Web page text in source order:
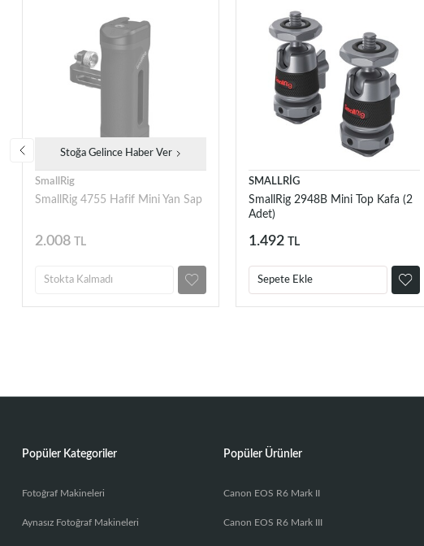
Stoğa Gelince Haber Ver
SmallRig
SmallRig 4755 Hafif Mini Yan Sap
2.008 TL
Stokta Kalmadı
SMALLRİG
SmallRig 2948B Mini Top Kafa (2
Adet)
1.492 TL
Sepete Ekle
Popüler Kategoriler
Fotoğraf Makineleri
Aynasız Fotoğraf Makineleri
Popüler Ürünler
Canon EOS R6 Mark II
Canon EOS R6 Mark III